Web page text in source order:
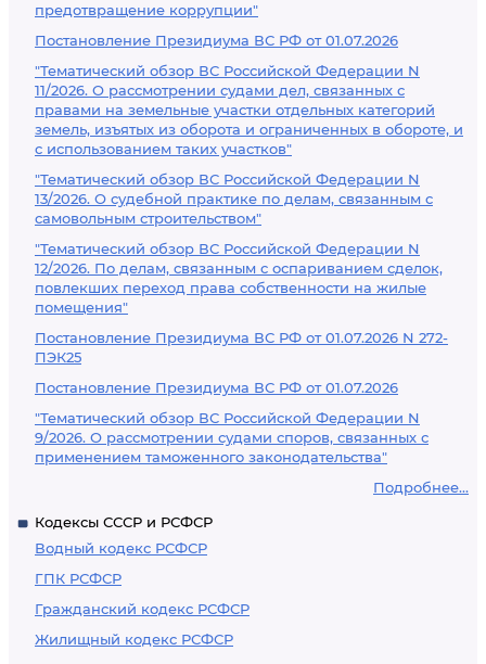
предотвращение коррупции"
Постановление Президиума ВС РФ от 01.07.2026
"Тематический обзор ВС Российской Федерации N
11/2026. О рассмотрении судами дел, связанных с
правами на земельные участки отдельных категорий
земель, изъятых из оборота и ограниченных в обороте, и
с использованием таких участков"
"Тематический обзор ВС Российской Федерации N
13/2026. О судебной практике по делам, связанным с
самовольным строительством"
"Тематический обзор ВС Российской Федерации N
12/2026. По делам, связанным с оспариванием сделок,
повлекших переход права собственности на жилые
помещения"
Постановление Президиума ВС РФ от 01.07.2026 N 272-
ПЭК25
Постановление Президиума ВС РФ от 01.07.2026
"Тематический обзор ВС Российской Федерации N
9/2026. О рассмотрении судами споров, связанных с
применением таможенного законодательства"
Подробнее...
Кодексы СССР и РСФСР
Водный кодекс РСФСР
ГПК РСФСР
Гражданский кодекс РСФСР
Жилищный кодекс РСФСР